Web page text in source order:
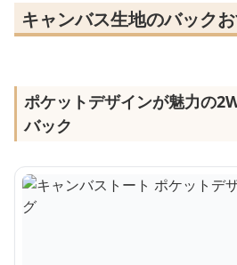
キャンバス生地のバック
ポケットデザインが魅力の
バック